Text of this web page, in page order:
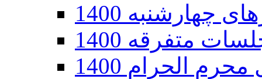
چهارشنبه 1400
متفرقه 1400
الحرام 1400